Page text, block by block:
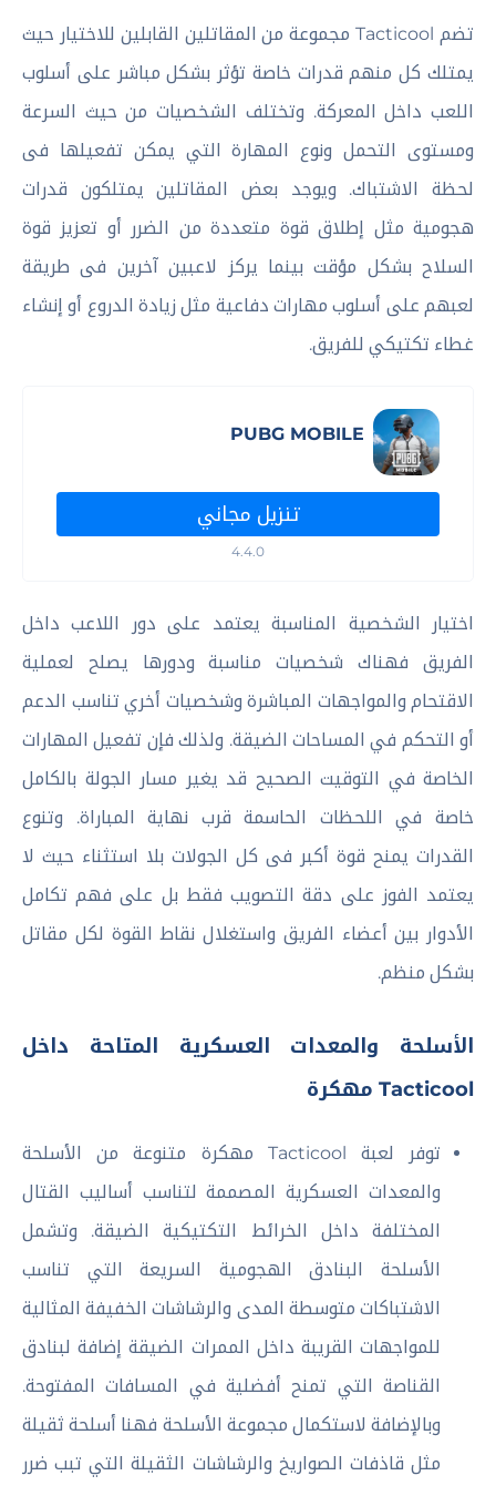
تضم Tacticool مجموعة من المقاتلين القابلين للاختيار حيث
يمتلك كل منهم قدرات خاصة تؤثر بشكل مباشر على أسلوب
اللعب داخل المعركة. وتختلف الشخصيات من حيث السرعة
ومستوى التحمل ونوع المهارة التي يمكن تفعيلها فى
لحظة الاشتباك. ويوجد بعض المقاتلين يمتلكون قدرات
هجومية مثل إطلاق قوة متعددة من الضرر أو تعزيز قوة
السلاح بشكل مؤقت بينما يركز لاعبين آخرين فى طريقة
لعبهم على أسلوب مهارات دفاعية مثل زيادة الدروع أو إنشاء
غطاء تكتيكي للفريق.
PUBG MOBILE
تنزيل مجاني
4.4.0
اختيار الشخصية المناسبة يعتمد على دور اللاعب داخل
الفريق فهناك شخصيات مناسبة ودورها يصلح لعملية
الاقتحام والمواجهات المباشرة وشخصيات أخري تناسب الدعم
أو التحكم في المساحات الضيقة. ولذلك فإن تفعيل المهارات
الخاصة في التوقيت الصحيح قد يغير مسار الجولة بالكامل
خاصة في اللحظات الحاسمة قرب نهاية المباراة. وتنوع
القدرات يمنح قوة أكبر فى كل الجولات بلا استثناء حيث لا
يعتمد الفوز على دقة التصويب فقط بل على فهم تكامل
الأدوار بين أعضاء الفريق واستغلال نقاط القوة لكل مقاتل
بشكل منظم.
الأسلحة والمعدات العسكرية المتاحة داخل
Tacticool مهكرة
توفر لعبة Tacticool مهكرة متنوعة من الأسلحة
والمعدات العسكرية المصممة لتناسب أساليب القتال
المختلفة داخل الخرائط التكتيكية الضيقة. وتشمل
الأسلحة البنادق الهجومية السريعة التي تناسب
الاشتباكات متوسطة المدى والرشاشات الخفيفة المثالية
للمواجهات القريبة داخل الممرات الضيقة إضافة لبنادق
القناصة التي تمنح أفضلية في المسافات المفتوحة.
وبالإضافة لاستكمال مجموعة الأسلحة فهنا أسلحة ثقيلة
مثل قاذفات الصواريخ والرشاشات الثقيلة التي تبب ضرر